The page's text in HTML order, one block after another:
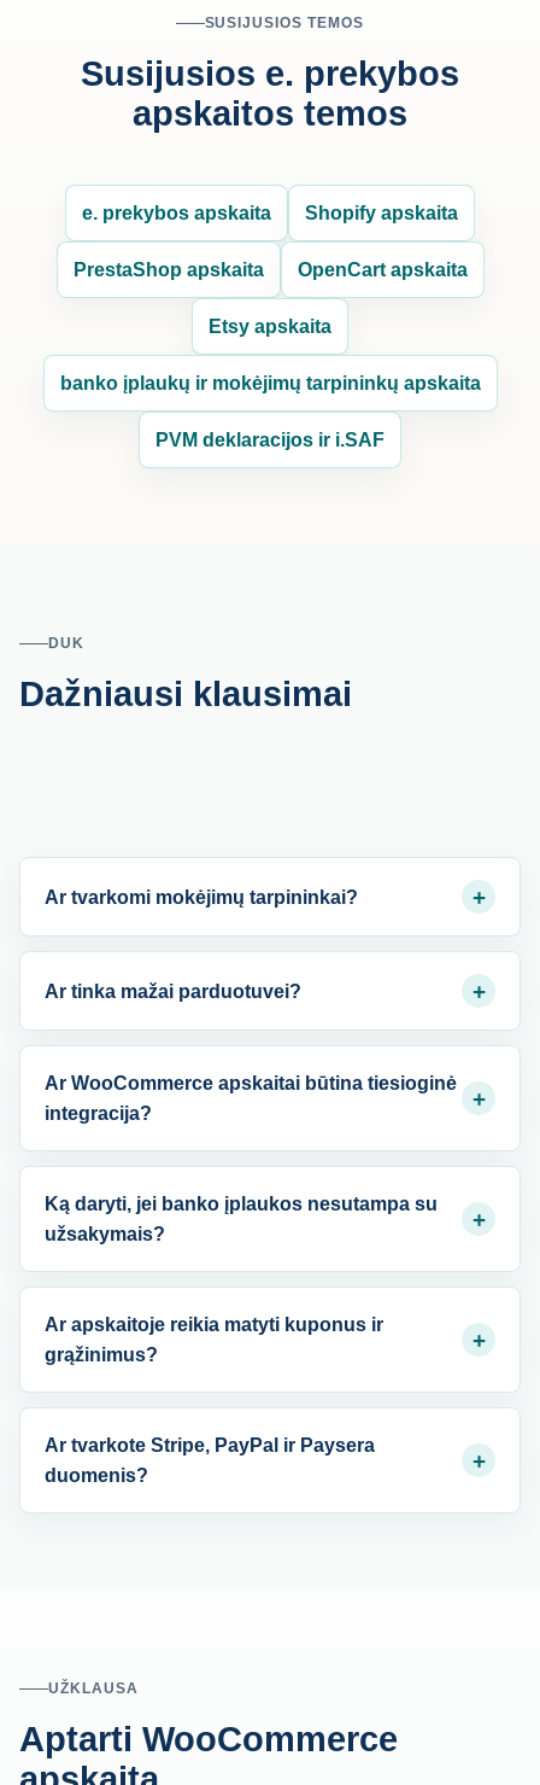
SUSIJUSIOS TEMOS
Susijusios e. prekybos
apskaitos temos
e. prekybos apskaita Shopify apskaita
PrestaShop apskaita OpenCart apskaita
Etsy apskaita
banko įplaukų ir mokėjimų tarpininkų apskaita
PVM deklaracijos ir i.SAF
DUK
Dažniausi klausimai
Ar tvarkomi mokėjimų tarpininkai? +
Ar tinka mažai parduotuvei? +
Ar WooCommerce apskaitai būtina tiesioginė
integracija?
+
Ką daryti, jei banko įplaukos nesutampa su
užsakymais?
+
Ar apskaitoje reikia matyti kuponus ir
grąžinimus?
+
Ar tvarkote Stripe, PayPal ir Paysera
duomenis?
+
UŽKLAUSA
Aptarti WooCommerce